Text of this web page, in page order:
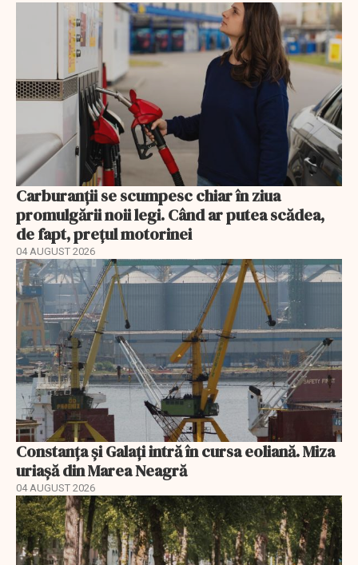
Carburanții se scumpesc chiar în ziua
promulgării noii legi. Când ar putea scădea,
de fapt, prețul motorinei
04 AUGUST 2026
Constanța și Galați intră în cursa eoliană. Miza
uriașă din Marea Neagră
04 AUGUST 2026